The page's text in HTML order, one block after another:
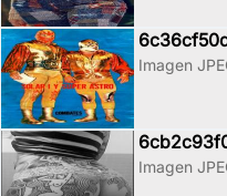
Imagen
Imagen